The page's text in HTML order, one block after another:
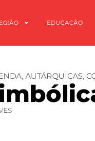
EDUCAÇÃO
, AUTÁRQUICAS,